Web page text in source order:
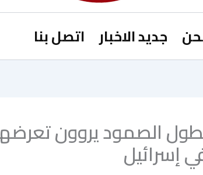
جديد الاخبار اتصل بنا
الصمود يروون
إسرائيل